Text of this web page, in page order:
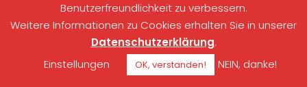
Benutzerfreundlichkeit zu verbessern.
Weitere Informationen zu Cookies erhalten Sie in unserer
Datenschutzerklärung.
Einstellungen
OK, verstanden! NEIN, danke!